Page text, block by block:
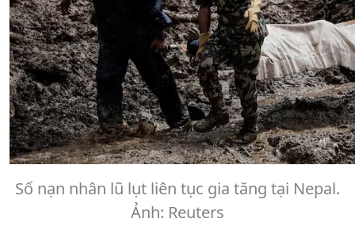
Số nạn nhân lũ lụt liên tục gia tăng tại Nepal.
Ảnh: Reuters